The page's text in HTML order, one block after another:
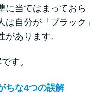
に当てはまっておら
自分が「ブラック」
あります。
す。
ちな4つの誤解